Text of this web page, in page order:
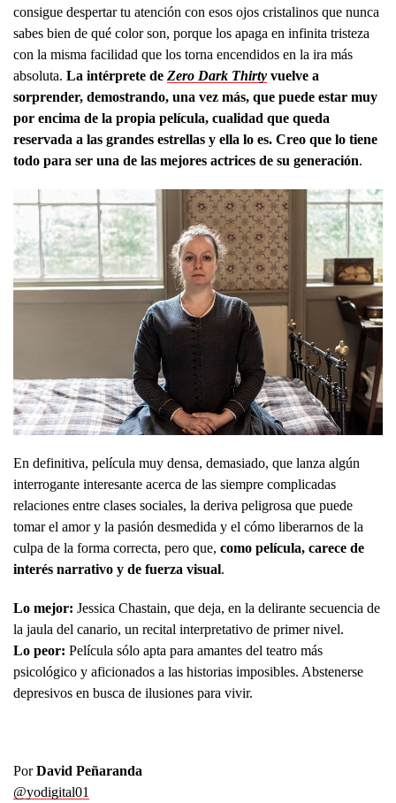
consigue despertar tu atención con esos ojos cristalinos que nunca
sabes bien de qué color son, porque los apaga en infinita tristeza
con la misma facilidad que los torna encendidos en la ira más
absoluta. La intérprete de Zero Dark Thirty vuelve a
sorprender, demostrando, una vez más, que puede estar muy
por encima de la propia película, cualidad que queda
reservada a las grandes estrellas y ella lo es. Creo que lo tiene
todo para ser una de las mejores actrices de su generación.
En definitiva, película muy densa, demasiado, que lanza algún
interrogante interesante acerca de las siempre complicadas
relaciones entre clases sociales, la deriva peligrosa que puede
tomar el amor y la pasión desmedida y el cómo liberarnos de la
culpa de la forma correcta, pero que, como película, carece de
interés narrativo y de fuerza visual.
Lo mejor: Jessica Chastain, que deja, en la delirante secuencia de
la jaula del canario, un recital interpretativo de primer nivel.
Lo peor: Película sólo apta para amantes del teatro más
psicológico y aficionados a las historias imposibles. Abstenerse
depresivos en busca de ilusiones para vivir.
PorDavid Peñaranda
@yodigital01